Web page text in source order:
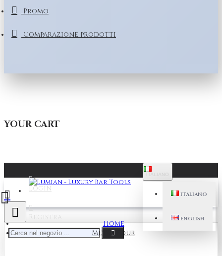
Promo
Comparazione prodotti
YOUR CART
Login
Registra
ITALIANO
ENGLISH
Home
Metal Pour